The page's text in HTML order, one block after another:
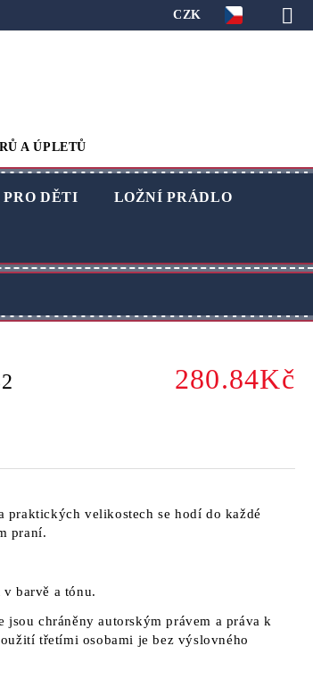
CZK
A ÚPLETŮ
PRO DĚTI LOŽNÍ PRÁDLO
280.84Kč
praktických velikostech se hodí do každé
praní.
barvě a tónu.
chráněny autorským právem a práva k
třetími osobami je bez výslovného